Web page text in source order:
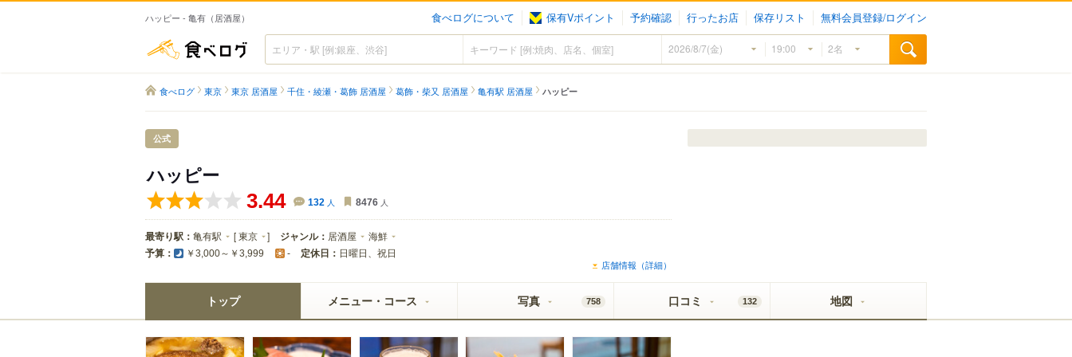
ハッピー - 亀有（居酒屋） 食べログについて 保有Vポイント 予約確認 行ったお店 保存リスト 無料会員登録/ログイン
食べログ
食べログ 東京 東京 居酒屋 千住・綾瀬・葛飾 居酒屋 葛飾・柴又 居酒屋 亀有駅 居酒屋 ハッピー
公式
ハッピー
3.44 132 人 8476 人
最寄り駅： 亀有駅 [東京 ] ジャンル： 居酒屋 海鮮
予算： ￥3,000～￥3,999 - 定休日： 日曜日、祝日
店舗情報（詳細）
トップ メニュー・コース 写真 758 口コミ 132 地図